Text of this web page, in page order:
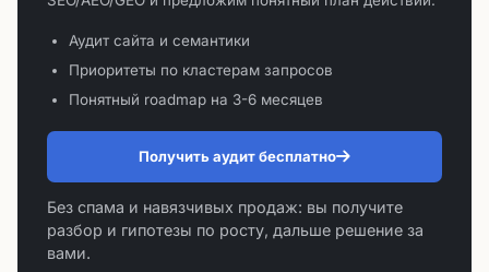
Аудит сайта и семантики
Приоритеты по кластерам запросов
Понятный roadmap на 3-6 месяцев
Получить аудит бесплатно
Без спама и навязчивых продаж: вы получите
разбор и гипотезы по росту, дальше решение за
вами.